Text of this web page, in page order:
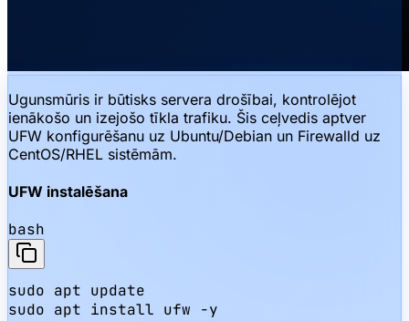
Ugunsmūris ir būtisks servera drošībai, kontrolējot
ienākošo un izejošo tīkla trafiku. Šis ceļvedis aptver
UFW konfigurēšanu uz Ubuntu/Debian un Firewalld uz
CentOS/RHEL sistēmām.
UFW instalēšana
bash
sudo apt update
sudo apt install ufw -y